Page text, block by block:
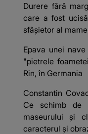
Durere fără
care a fost
sfâșietor al
Epava unei
"pietrele
Rin, în Germania
Constantin
Ce schimb de
maseurului și
caracterul și